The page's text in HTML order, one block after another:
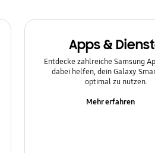
Apps &
Entdecke zahlreiche Samsung
dabei helfen, dein Galaxy
optimal zu nutzen.
Mehr erfahren